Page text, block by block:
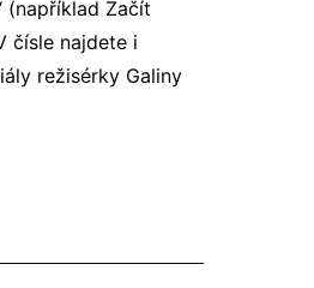
(například Začít
čísle najdete i
režisérky Galiny